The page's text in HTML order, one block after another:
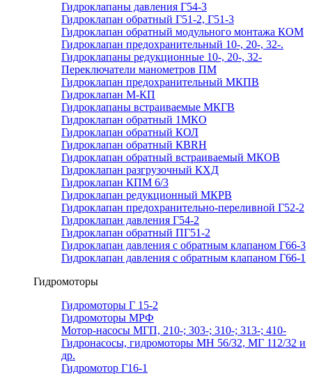
Гидроклапаны давления Г54-3
Гидроклапан обратный Г51-2, Г51-3
Гидроклапан обратный модульного монтажа КОМ
Гидроклапан предохранительный 10-, 20-, 32-.
Гидроклапаны редукционные 10-, 20-, 32-
Переключатели манометров ПМ
Гидроклапан предохранительный МКПВ
Гидроклапан М-КП
Гидроклапаны встраиваемые МКГВ
Гидроклапан обратный 1МКО
Гидроклапан обратный КОЛ
Гидроклапан обратный КВRН
Гидроклапан обратный встраиваемый МКОВ
Гидроклапан разгрузочный КХД
Гидроклапан КПМ 6/3
Гидроклапан редукционный МКРВ
Гидроклапан предохранительно-переливной Г52-2
Гидроклапан давления Г54-2
Гидроклапан обратный ПГ51-2
Гидроклапан давления с обратным клапаном Г66-3
Гидроклапан давления с обратным клапаном Г66-1
Гидромоторы
Гидромоторы Г 15-2
Гидромоторы МРФ
Мотор-насосы МГП, 210-; 303-; 310-; 313-; 410-
Гидронасосы, гидромоторы МН 56/32, МГ 112/32 и
др.
Гидромотор Г16-1